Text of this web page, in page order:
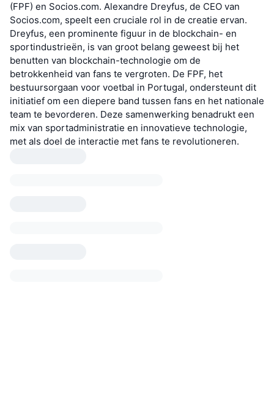
(FPF) en Socios.com. Alexandre Dreyfus, de CEO van
Socios.com, speelt een cruciale rol in de creatie ervan.
Dreyfus, een prominente figuur in de blockchain- en
sportindustrieën, is van groot belang geweest bij het
benutten van blockchain-technologie om de
betrokkenheid van fans te vergroten. De FPF, het
bestuursorgaan voor voetbal in Portugal, ondersteunt dit
initiatief om een diepere band tussen fans en het nationale
team te bevorderen. Deze samenwerking benadrukt een
mix van sportadministratie en innovatieve technologie,
met als doel de interactie met fans te revolutioneren.